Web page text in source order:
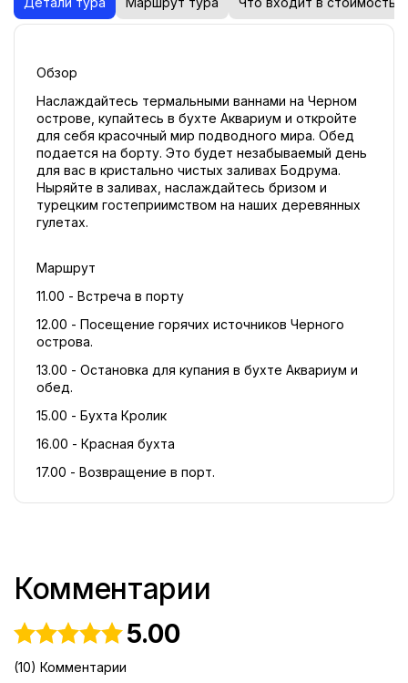
Обзор
Наслаждайтесь термальными ваннами на Черном
острове, купайтесь в бухте Аквариум и откройте
для себя красочный мир подводного мира. Обед
подается на борту. Это будет незабываемый день
для вас в кристально чистых заливах Бодрума.
Ныряйте в заливах, наслаждайтесь бризом и
турецким гостеприимством на наших деревянных
гулетах.
Маршрут
11.00 - Встреча в порту
12.00 - Посещение горячих источников Черного
острова.
13.00 - Остановка для купания в бухте Аквариум и
обед.
15.00 - Бухта Кролик
16.00 - Красная бухта
17.00 - Возвращение в порт.
Комментарии
5.00
(10) Комментарии